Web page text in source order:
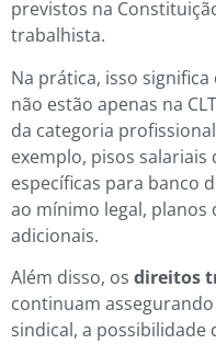
previstos na
trabalhista.
Na prática, isso
não estão apenas na
da categoria
exemplo, pisos
específicas para banco
ao mínimo legal, planos
adicionais.
Além disso, os direitos
continuam
sindical, a possibilidade